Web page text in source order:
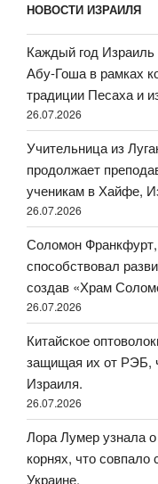
НОВОСТИ ИЗРАИЛЯ
Каждый год
Абу-Гоша в рамках
традиции Песаха и
26.07.2026
Учительница из
продолжает
ученикам в Хайфе,
26.07.2026
Соломон
способствовал
создав «Храм
26.07.2026
Китайское
защищая их от РЭБ,
Израиля.
26.07.2026
Лора Лумер узнала о
корнях, что
Украине.